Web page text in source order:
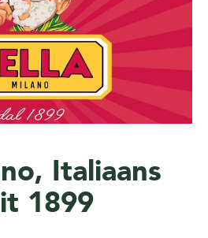
Italiaans
1899